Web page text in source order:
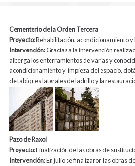
Cementerio de la Orden Tercera
Proyecto:Rehabilitación, acondicionamiento y
Intervención:Gracias a la intervención
alberga los enterramientos de varias y
acondicionamiento y limpieza del espacio,
de tabiques laterales de ladrillo y la
Pazo de Raxoi
Proyecto:Finalización de las obras de
Intervención: En julio se finalizaron las obras